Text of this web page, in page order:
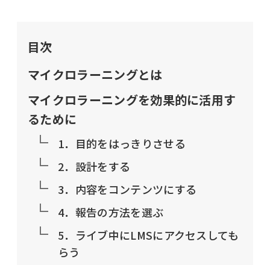
目次
マイクロラーニングとは
マイクロラーニングを効果的に活用す
るために
1．目的をはっきりさせる
2．設計をする
3．内容をコンテンツにする
4．報告の方法を選ぶ
5．ライブ中にLMSにアクセスしても
らう